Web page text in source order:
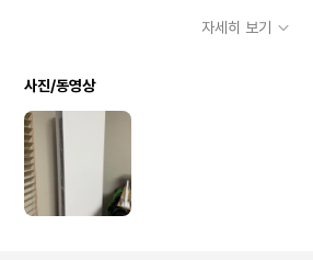
디자인
자세히 보기
사진/동영상